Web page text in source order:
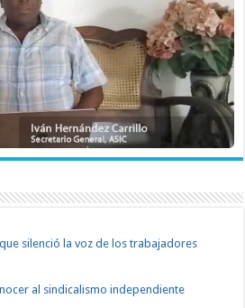
silenció la voz de los trabajadores
al sindicalismo independiente